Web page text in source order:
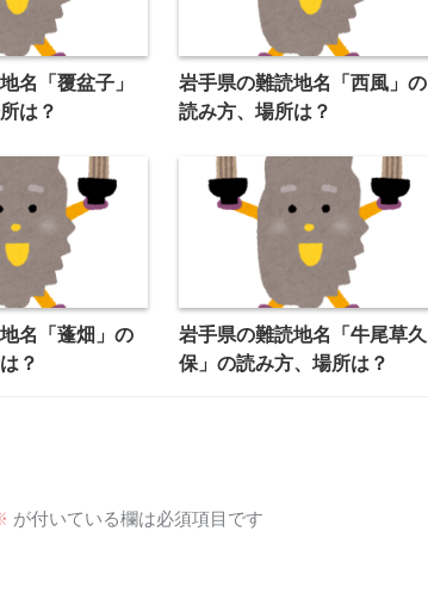
名「覆盆子」
は？
岩手県の難読地名「西風」の
読み方、場所は？
名「蓬畑」の
？
岩手県の難読地名「牛尾草久
保」の読み方、場所は？
が付いている欄は必須項目です